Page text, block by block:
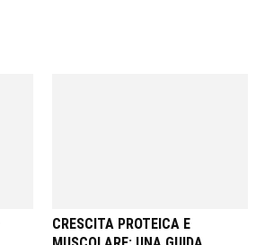
CRESCITA PROTEICA E